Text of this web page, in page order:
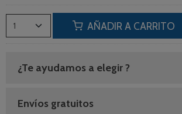
AÑADIR A CARRITO
¿Te ayudamos a elegir ?
Envíos gratuitos